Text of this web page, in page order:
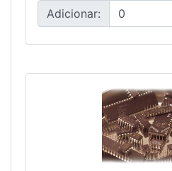
Adicionar: